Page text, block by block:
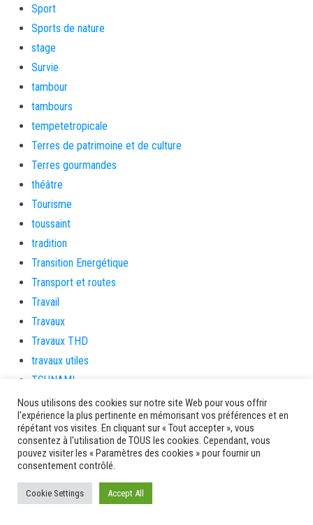
Sport
Sports de nature
stage
Survie
tambour
tambours
tempetetropicale
Terres de patrimoine et de culture
Terres gourmandes
théâtre
Tourisme
toussaint
tradition
Transition Energétique
Transport et routes
Travail
Travaux
Travaux THD
travaux utiles
TSUNAMI
TZCLD
uncategorized
Venir en Martinique
Video
Vie Municipale
Nous utilisons des cookies sur notre site Web pour vous offrir
l'expérience la plus pertinente en mémorisant vos préférences et en
répétant vos visites. En cliquant sur « Tout accepter », vous
consentez à l'utilisation de TOUS les cookies. Cependant, vous
pouvez visiter les « Paramètres des cookies » pour fournir un
consentement contrôlé.
Cookie Settings Accept All